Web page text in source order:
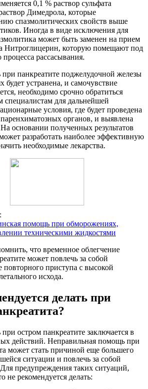
0,1 % раствор сульфата
Димедрола, которые
спазмолитических свойств выше
Иногда в виде исключения для
может быть заменен на прием
Нитроглицерин, которую помещают под
рассасывания.
при панкреатите поджелудочной железы
будет устранена, и самочувствие
необходимо срочно обратиться
для дальнейшей
условия, где будет проведена
органов, и выявлена
основании полученных результатов
разработать наиболее эффективную
необходимые лекарства.
помощь при обморожениях,
техническими жидкостями
что временное облегчение
может повлечь за собой
повторного приступа с высокой
исхода.
делать при
остром панкреатите заключается в
действий. Неправильная помощь при
может стать причиной еще большего
ситуации и повлечь за собой
предупреждения таких ситуаций,
не рекомендуется делать: